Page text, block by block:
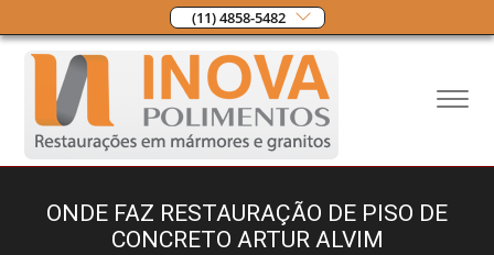
(11) 4858-5482
ONDE FAZ RESTAURAÇÃO DE PISO DE
CONCRETO ARTUR ALVIM